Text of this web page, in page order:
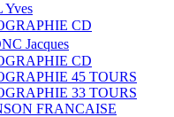
CD
Jacques
CD
45 TOURS
33 TOURS
FRANCAISE